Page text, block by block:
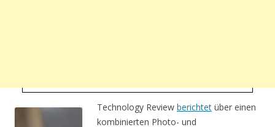
Technology Review berichtet über einen
kombinierten Photo- und